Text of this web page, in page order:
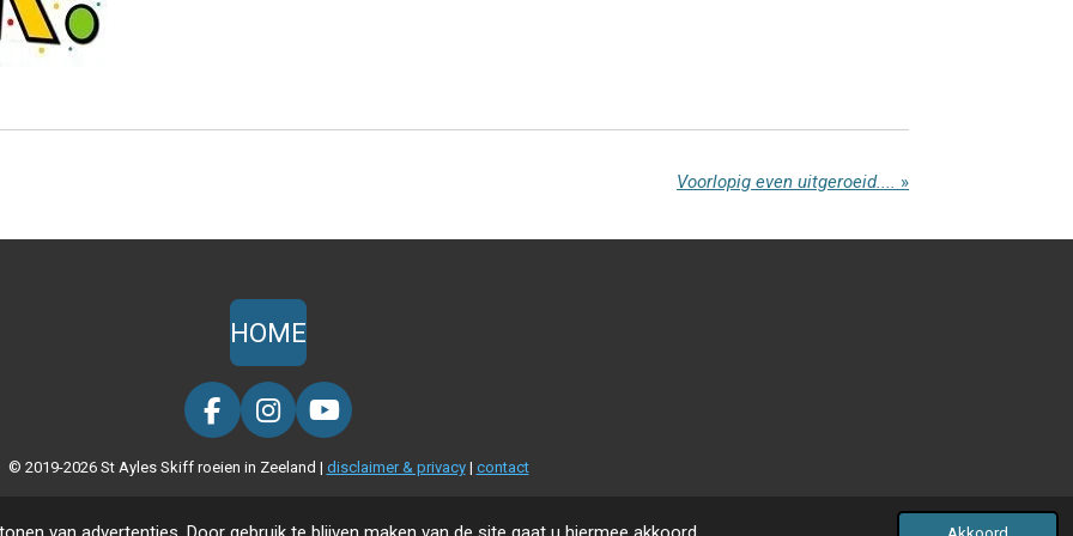
Voorlopig even uitgeroeid.... »
HOME
F
c
b
I
s
a
Y
u
u
© 2019-2026 St Ayles Skiff roeien in Zeeland | disclaimer & privacy| contact